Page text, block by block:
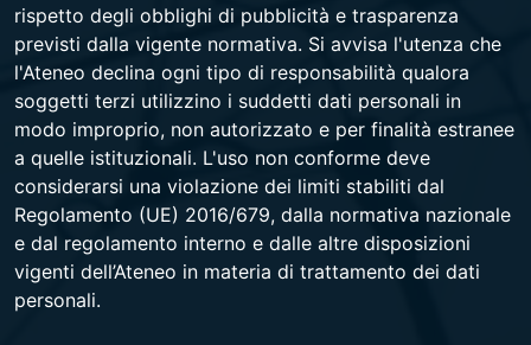
rispetto degli obblighi di pubblicità e trasparenza
previsti dalla vigente normativa. Si avvisa l'utenza che
l'Ateneo declina ogni tipo di responsabilità qualora
soggetti terzi utilizzino i suddetti dati personali in
modo improprio, non autorizzato e per finalità estranee
a quelle istituzionali. L'uso non conforme deve
considerarsi una violazione dei limiti stabiliti dal
Regolamento (UE) 2016/679, dalla normativa nazionale
e dal regolamento interno e dalle altre disposizioni
vigenti dell’Ateneo in materia di trattamento dei dati
personali.